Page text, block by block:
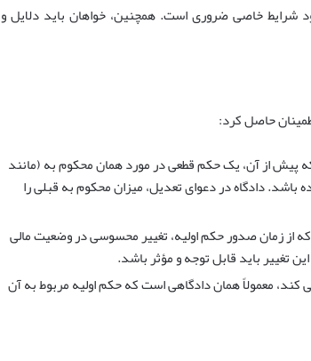
شرایط خاصی ضروری است. همچنین، خواهان باید دلایل و
حاصل کرد:
پیش از آن، یک حکم قطعی در مورد همان محکوم به (مانند
دادگاه در دعوای تعدیل، میزان محکوم به قبلی را
از زمان صدور حکم اولیه، تغییر محسوسی در وضعیت مالی
تغییر باید قابل توجه و مؤثر باشد.
معمولاً همان دادگاهی است که حکم اولیه مربوط به آن